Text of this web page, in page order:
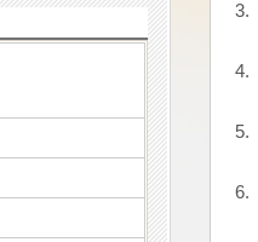
3.
4.
5.
6.